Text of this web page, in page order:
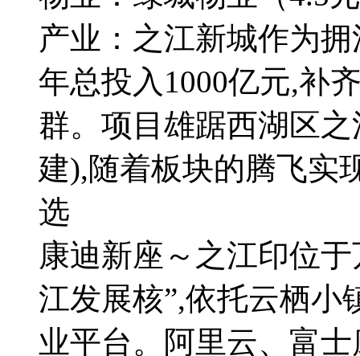
产业：之江新城作为
年总投入1000亿元,补
群。项目雄踞西湖区
建),随着板块的腾飞实
选
康迪新座～之江印位
江发展核”,依托云栖小
业平台。阿里云、富